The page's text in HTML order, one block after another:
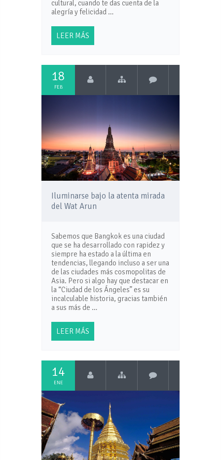
cultural, cuando te das cuenta de la
alegría y felicidad …
LEER MÁS
18
FEB
Iluminarse bajo la atenta mirada
del Wat Arun
Sabemos que Bangkok es una ciudad
que se ha desarrollado con rapidez y
siempre ha estado a la última en
tendencias, llegando incluso a ser una
de las ciudades más cosmopolitas de
Asia. Pero si algo hay que destacar en
la “Ciudad de los Ángeles” es su
incalculable historia, gracias también
a sus más de …
LEER MÁS
14
ENE